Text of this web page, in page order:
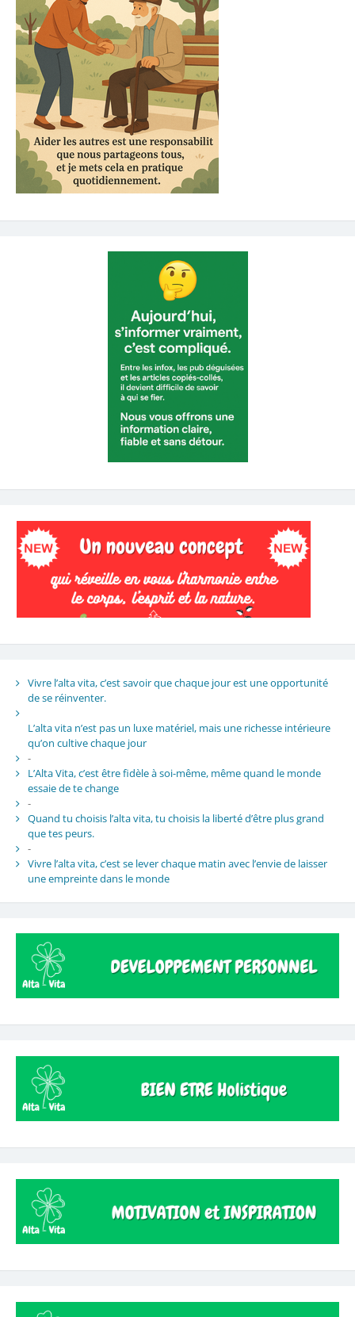
Vivre l’alta vita, c’est savoir que chaque jour est une opportunité
de se réinventer.
L’alta vita n’est pas un luxe matériel, mais une richesse intérieure
qu’on cultive chaque jour
-
L’Alta Vita, c’est être fidèle à soi-même, même quand le monde
essaie de te change
-
Quand tu choisis l’alta vita, tu choisis la liberté d’être plus grand
que tes peurs.
-
Vivre l’alta vita, c’est se lever chaque matin avec l’envie de laisser
une empreinte dans le monde